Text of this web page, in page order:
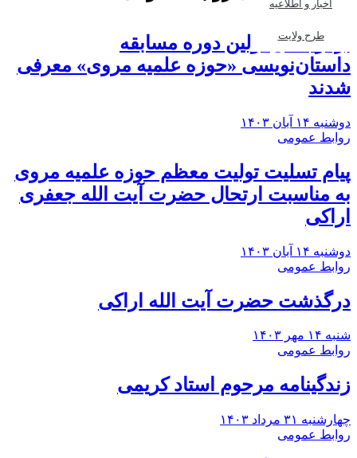
اخبار و اطلاعیه
طرح ولایت
اطلاعیه
برگزیدگان اولین دوره مسابقه
داستان‌نویسی «حوزه علمیه مروی» معرفی
شدند
دوشنبه ۱۴ آبان ۱۴۰۳
روابط عمومی
پیام تسلیت تولیت معظم حوزه علمیه مروی
به مناسبت ارتحال حضرت آیت الله جعفری
اراکی
دوشنبه ۱۴ آبان ۱۴۰۳
روابط عمومی
درگذشت حضرت آیت الله اراکی
شنبه ۱۴ مهر ۱۴۰۳
روابط عمومی
زندگینامه مرحوم استاد کریمی
چهارشنبه ۳۱ مرداد ۱۴۰۳
روابط عمومی